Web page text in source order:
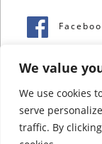
We value
We use cookies
serve
traffic. By
God